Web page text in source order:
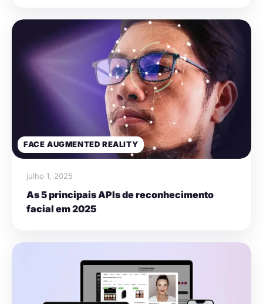
FACE AUGMENTED REALITY
julho 1, 2025
As 5 principais APIs de reconhecimento
facial em 2025